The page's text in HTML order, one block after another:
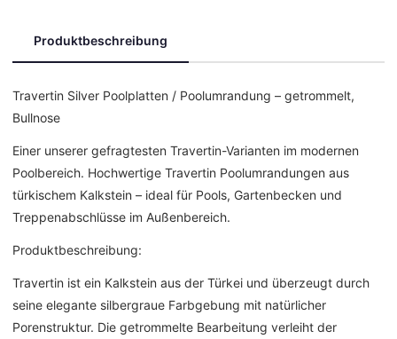
Produktbeschreibung
Travertin Silver Poolplatten / Poolumrandung – getrommelt,
Bullnose
Einer unserer gefragtesten Travertin-Varianten im modernen
Poolbereich. Hochwertige Travertin Poolumrandungen aus
türkischem Kalkstein – ideal für Pools, Gartenbecken und
Treppenabschlüsse im Außenbereich.
Produktbeschreibung:
Travertin ist ein Kalkstein aus der Türkei und überzeugt durch
seine elegante silbergraue Farbgebung mit natürlicher
Porenstruktur. Die getrommelte Bearbeitung verleiht der